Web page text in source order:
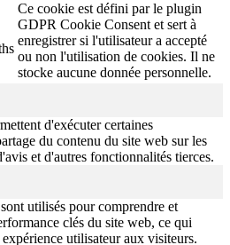
Ce cookie est défini par le plugin
GDPR Cookie Consent et sert à
enregistrer si l'utilisateur a accepté
ou non l'utilisation de cookies. Il ne
stocke aucune donnée personnelle.
d'exécuter certaines
du contenu du site web sur les
et d'autres fonctionnalités tierces.
utilisés pour comprendre et
clés du site web, ce qui
utilisateur aux visiteurs.